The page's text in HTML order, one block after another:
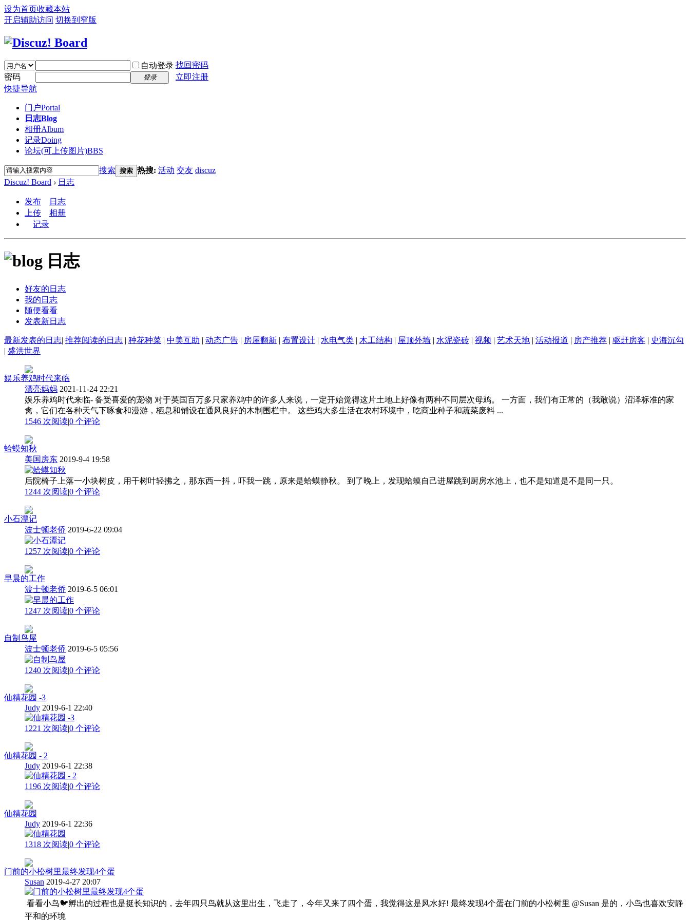
设为首页收藏本站
开启辅助访问 切换到窄版
自动登录 找回密码
密码
登录
立即注册
快捷导航
门户Portal
日志Blog
相册Album
记录Doing
论坛(可上传图片)BBS
搜索 搜索 热搜: 活动 交友 discuz
Discuz! Board › 日志
发布
日志
上传
相册
记录
日志
好友的日志
我的日志
随便看看
发表新日志
最新发表的日志| 推荐阅读的日志 | 种花种菜 | 中美互助 | 动态广告 | 房屋翻新 | 布置设计 | 水电气类 | 木工结构 | 屋顶外墙 | 水泥瓷砖 | 视频 | 艺术天地 | 活动报道 | 房产推荐 | 驱赶房客 | 史海沉勾
| 盛洪世界
娱乐养鸡时代来临
漂亮妈妈 2021-11-24 22:21
娱乐养鸡时代来临- 备受喜爱的宠物 对于英国百万多只家养鸡中的许多人来说，一定开始觉得这片土地上好像有两种不同层次母鸡。 一方面，我们有正常的（我敢说）沼泽标准的家
禽，它们在各种天气下啄食和漫游，栖息和铺设在通风良好的木制围栏中。 这些鸡大多生活在农村环境中，吃商业种子和蔬菜废料 ...
1546 次阅读|0 个评论
蛤蟆知秋
美国房东 2019-9-4 19:58
后院椅子上落一小块树皮，用干树叶轻拂之，那东西一抖，吓我一跳，原来是蛤蟆静秋。 到了晚上，发现蛤蟆自己进屋跳到厨房水池上，也不是知道是不是同一只。
1244 次阅读|0 个评论
小石潭记
波士顿老侨 2019-6-22 09:04
1257 次阅读|0 个评论
早晨的工作
波士顿老侨 2019-6-5 06:01
1247 次阅读|0 个评论
自制鸟屋
波士顿老侨 2019-6-5 05:56
1240 次阅读|0 个评论
仙精花园 -3
Judy 2019-6-1 22:40
1221 次阅读|0 个评论
仙精花园 - 2
Judy 2019-6-1 22:38
1196 次阅读|0 个评论
仙精花园
Judy 2019-6-1 22:36
1318 次阅读|0 个评论
门前的小松树里最终发现4个蛋
Susan 2019-4-27 20:07
看看小鸟🐦孵出的过程也是挺长知识的，去年四只鸟就从这里出生，飞走了，今年又来了四个蛋，我觉得这是风水好! 最终发现4个蛋在门前的小松树里 @Susan 是的，小鸟也喜欢安静
平和的环境